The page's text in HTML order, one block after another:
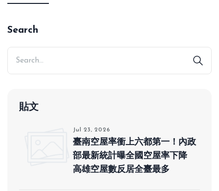
Search
貼文
Jul 23, 2026
臺南空屋率衝上六都第一！內政
部最新統計曝全國空屋率下降
高雄空屋數反居全臺最多